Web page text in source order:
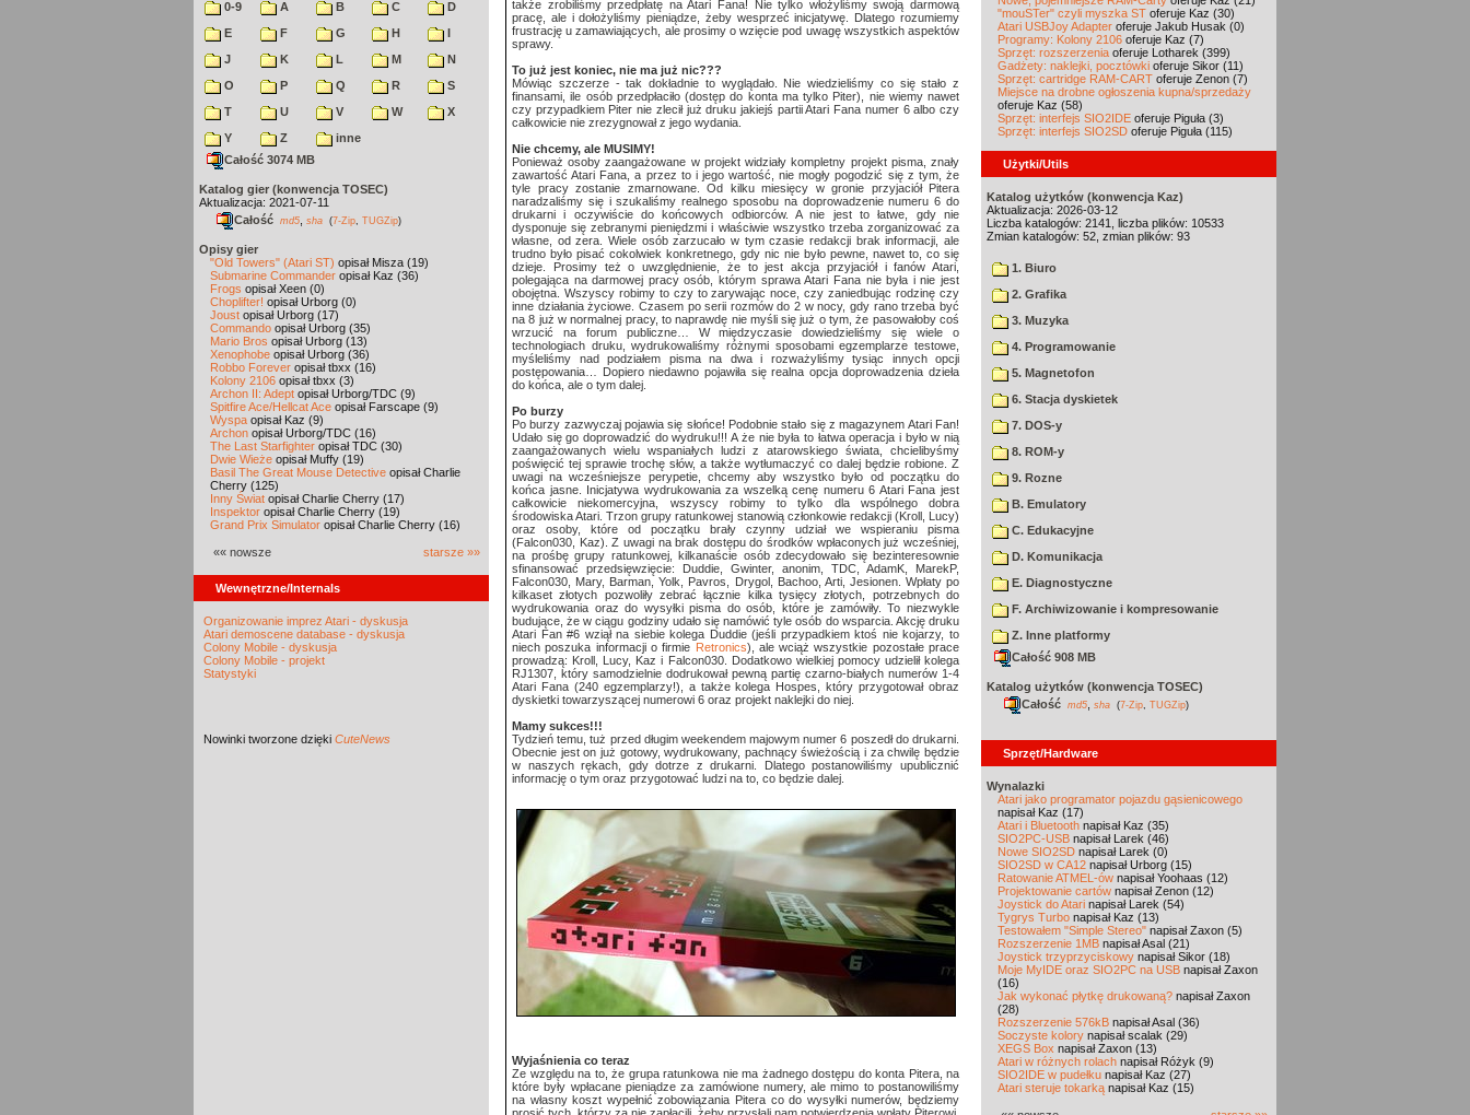
0-9 A B C
D
E
F G H
I
J
K L M
N
O
P Q R
S
T
U V W
X
Y
Z
inne
Całość 3074 MB
Katalog gier (konwencja TOSEC)
Aktualizacja: 2021-07-11
Całość md5 sha (7-Zip TUGZip)
Opisy gier
"Old Towers" (Atari ST) opisał Misza (19)
Submarine Commander opisał Kaz (36)
Frogs opisał Xeen (0)
Choplifter! opisał Urborg (0)
Joust opisał Urborg (17)
Commando opisał Urborg (35)
Mario Bros opisał Urborg (13)
Xenophobe opisał Urborg (36)
Robbo Forever opisał tbxx (16)
Kolony 2106 opisał tbxx (3)
Archon II: Adept opisał Urborg/TDC (9)
Spitfire Ace/Hellcat Ace opisał Farscape (9)
Wyspa opisał Kaz (9)
Archon opisał Urborg/TDC (16)
The Last Starfighter opisał TDC (30)
Dwie Wieże opisał Muffy (19)
Basil The Great Mouse Detective opisał Charlie
Cherry (125)
Inny Świat opisał Charlie Cherry (17)
Inspektor opisał Charlie Cherry (19)
Grand Prix Simulator opisał Charlie Cherry (16)
«« nowsze starsze »»
Wewnętrzne/Internals
Organizowanie imprez Atari - dyskusja
Atari demoscene database - dyskusja
Colony Mobile - dyskusja
Colony Mobile - projekt
Statystyki
Nowinki tworzone dzięki CuteNews
także zrobiliśmy przedpłatę na Atari Fana! Nie tylko włożyliśmy swoją darmową
pracę, ale i dołożyliśmy pieniądze, żeby wesprzeć inicjatywę. Dlatego rozumiemy
frustrację u zamawiających, ale prosimy o wzięcie pod uwagę wszystkich aspektów
sprawy.
To już jest koniec, nie ma już nic???
Mówiąc szczerze - tak dokładnie to wyglądało. Nie wiedzieliśmy co się stało z
finansami, ile osób przedpłaciło (dostęp do konta ma tylko Piter), nie wiemy nawet
czy przypadkiem Piter nie zlecił już druku jakiejś partii Atari Fana numer 6 albo czy
całkowicie nie zrezygnował z jego wydania.
Nie chcemy, ale MUSIMY!
Ponieważ osoby zaangażowane w projekt widziały kompletny projekt pisma, znały
zawartość Atari Fana, a przez to i jego wartość, nie mogły pogodzić się z tym, że
tyle pracy zostanie zmarnowane. Od kilku miesięcy w gronie przyjaciół Pitera
naradzaliśmy się i szukaliśmy realnego sposobu na doprowadzenie numeru 6 do
drukarni i oczywiście do końcowych odbiorców. A nie jest to łatwe, gdy nie
dysponuje się zebranymi pieniędzmi i właściwie wszystko trzeba zorganizować za
własne, od zera. Wiele osób zarzucało w tym czasie redakcji brak informacji, ale
trudno było pisać cokolwiek konkretnego, gdy nic nie było pewne, nawet to, co się
dzieje. Prosimy też o uwzględnienie, że to jest akcja przyjaciół i fanów Atari,
polegająca na darmowej pracy osób, którym sprawa Atari Fana nie była i nie jest
obojętna. Wszyscy robimy to czy to zarywając noce, czy zaniedbując rodzinę czy
inne działania życiowe. Czasem po serii rozmów do 2 w nocy, gdy rano trzeba być
na 8 już w normalnej pracy, to naprawdę nie myśli się już o tym, że pasowałoby coś
wrzucić na forum publiczne… W międzyczasie dowiedzieliśmy się wiele o
technologiach druku, wydrukowaliśmy różnymi sposobami egzemplarze testowe,
myśleliśmy nad podziałem pisma na dwa i rozważyliśmy tysiąc innych opcji
postępowania… Dopiero niedawno pojawiła się realna opcja doprowadzenia dzieła
do końca, ale o tym dalej.
Po burzy
Po burzy zazwyczaj pojawia się słońce! Podobnie stało się z magazynem Atari Fan!
Udało się go doprowadzić do wydruku!!! A że nie była to łatwa operacja i było w nią
zaangażowanych wielu wspaniałych ludzi z atarowskiego świata, chcielibyśmy
poświęcić tej sprawie trochę słów, a także wytłumaczyć co dalej będzie robione. Z
uwagi na wcześniejsze perypetie, chcemy aby wszystko było od początku do
końca jasne. Inicjatywa wydrukowania za wszelką cenę numeru 6 Atari Fana jest
całkowicie niekomercyjna, wszyscy robimy to tylko dla wspólnego dobra
środowiska Atari. Trzon grupy ratunkowej stanowią członkowie redakcji (Kroll, Lucy)
oraz osoby, które od początku brały czynny udział we wspieraniu pisma
(Falcon030, Kaz). Z uwagi na brak dostępu do środków wpłaconych już wcześniej,
na prośbę grupy ratunkowej, kilkanaście osób zdecydowało się bezinteresownie
sfinansować przedsięwzięcie: Duddie, Gwinter, anonim, TDC, AdamK, MarekP,
Falcon030, Mary, Barman, Yolk, Pavros, Drygol, Bachoo, Arti, Jesionen. Wpłaty po
kilkaset złotych pozwoliły zebrać łącznie kilka tysięcy złotych, potrzebnych do
wydrukowania oraz do wysyłki pisma do osób, które je zamówiły. To niezwykle
budujące, że w ciągu godziny udało się namówić tyle osób do wsparcia. Akcję druku
Atari Fan #6 wziął na siebie kolega Duddie (jeśli przypadkiem ktoś nie kojarzy, to
niech poszuka informacji o firmie Retronics), ale wciąż wszystkie pozostałe prace
prowadzą: Kroll, Lucy, Kaz i Falcon030. Dodatkowo wielkiej pomocy udzielił kolega
RJ1307, który samodzielnie dodrukował pewną partię czarno-białych numerów 1-4
Atari Fana (240 egzemplarzy!), a także kolega Hospes, który przygotował obraz
dyskietki towarzyszącej numerowi 6 oraz projekt naklejki do niej.
Mamy sukces!!!
Tydzień temu, tuż przed długim weekendem majowym numer 6 poszedł do drukarni.
Obecnie jest on już gotowy, wydrukowany, pachnący świeżością i za chwilę będzie
w naszych rękach, gdy dotrze z drukarni. Dlatego postanowiliśmy upublicznić
informację o tym oraz przygotować ludzi na to, co będzie dalej.
Wyjaśnienia co teraz
Ze względu na to, że grupa ratunkowa nie ma żadnego dostępu do konta Pitera, na
które były wpłacane pieniądze za zamówione numery, ale mimo to postanowiliśmy
na własny koszt wypełnić zobowiązania Pitera co do wysyłki numerów, będziemy
"mouSTer" czyli myszka ST oferuje Kaz (30)
Atari USBJoy Adapter oferuje Jakub Husak (0)
Programy: Kolony 2106 oferuje Kaz (7)
Sprzęt: rozszerzenia oferuje Lotharek (399)
Gadżety: naklejki, pocztówki oferuje Sikor (11)
Sprzęt: cartridge RAM-CART oferuje Zenon (7)
Miejsce na drobne ogłoszenia kupna/sprzedaży
oferuje Kaz (58)
Sprzęt: interfejs SIO2IDE oferuje Piguła (3)
Sprzęt: interfejs SIO2SD oferuje Piguła (115)
Użytki/Utils
Katalog użytków (konwencja Kaz)
Aktualizacja: 2026-03-12
Liczba katalogów: 2141, liczba plików: 10533
Zmian katalogów: 52, zmian plików: 93
1. Biuro
2. Grafika
3. Muzyka
4. Programowanie
5. Magnetofon
6. Stacja dyskietek
7. DOS-y
8. ROM-y
9. Rozne
B. Emulatory
C. Edukacyjne
D. Komunikacja
E. Diagnostyczne
F. Archiwizowanie i kompresowanie
Z. Inne platformy
Całość 908 MB
Katalog użytków (konwencja TOSEC)
Całość md5 sha (7-Zip TUGZip)
Sprzęt/Hardware
Wynalazki
Atari jako programator pojazdu gąsienicowego
napisał Kaz (17)
Atari i Bluetooth napisał Kaz (35)
SIO2PC-USB napisał Larek (46)
Nowe SIO2SD napisał Larek (0)
SIO2SD w CA12 napisał Urborg (15)
Ratowanie ATMEL-ów napisał Yoohaas (12)
Projektowanie cartów napisał Zenon (12)
Joystick do Atari napisał Larek (54)
Tygrys Turbo napisał Kaz (13)
Testowałem "Simple Stereo" napisał Zaxon (5)
Rozszerzenie 1MB napisał Asal (21)
Joystick trzyprzyciskowy napisał Sikor (18)
Moje MyIDE oraz SIO2PC na USB napisał Zaxon
(16)
Jak wykonać płytkę drukowaną? napisał Zaxon
(28)
Rozszerzenie 576kB napisał Asal (36)
Soczyste kolory napisał scalak (29)
XEGS Box napisał Zaxon (13)
Atari w różnych rolach napisał Różyk (9)
SIO2IDE w pudełku napisał Kaz (27)
Atari steruje tokarką napisał Kaz (15)